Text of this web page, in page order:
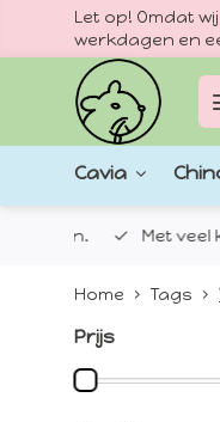
Let op! Omdat
werkdagen en
Cavia
Met veel
Home Tags
Prijs